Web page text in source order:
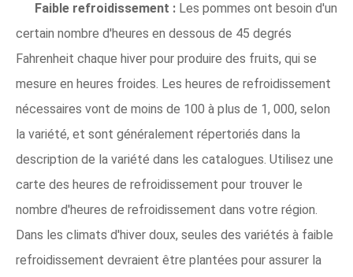
Faible refroidissement : Les pommes ont besoin d'un
certain nombre d'heures en dessous de 45 degrés
Fahrenheit chaque hiver pour produire des fruits, qui se
mesure en heures froides. Les heures de refroidissement
nécessaires vont de moins de 100 à plus de 1, 000, selon
la variété, et sont généralement répertoriés dans la
description de la variété dans les catalogues. Utilisez une
carte des heures de refroidissement pour trouver le
nombre d'heures de refroidissement dans votre région.
Dans les climats d'hiver doux, seules des variétés à faible
refroidissement devraient être plantées pour assurer la